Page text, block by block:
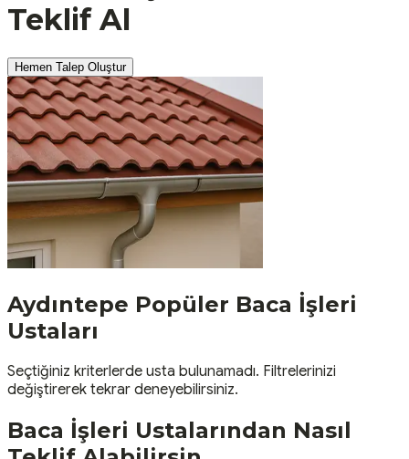
Teklif Al
Hemen Talep Oluştur
Aydıntepe Popüler Baca İşleri
Ustaları
Seçtiğiniz kriterlerde usta bulunamadı. Filtrelerinizi
değiştirerek tekrar deneyebilirsiniz.
Baca İşleri Ustalarından Nasıl